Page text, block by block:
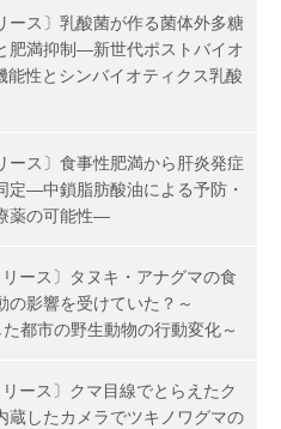
ース〕乳酸菌が作る菌体外多糖
肥満抑制―新世代ポストバイオ
能性とシンバイオティクス乳酸
ース〕食事性肥満から肝炎発症
定―中鎖脂肪酸油による予防・
薬の可能性―
ース〕タヌキ・アナグマの食
の影響を受けていた？～
都市の野生動物の行動変化～
ース〕クマ目線でとらえたク
蔵したカメラでツキノワグマの